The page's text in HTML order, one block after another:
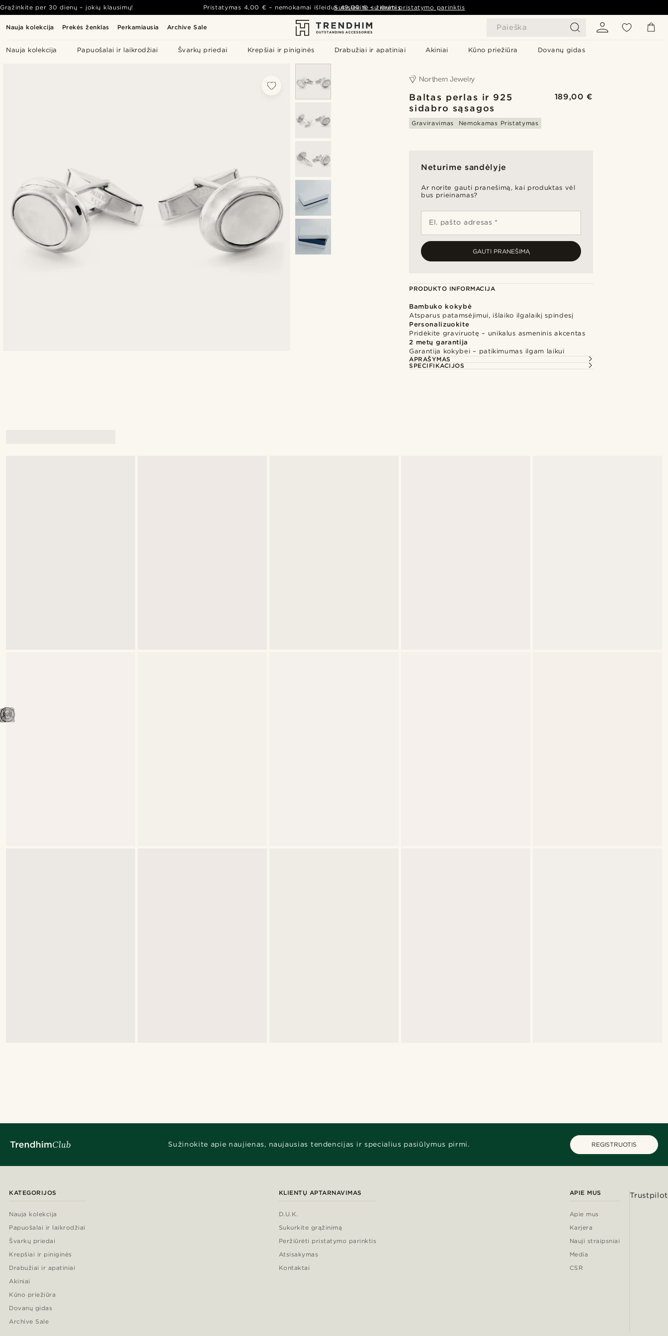
Nauja kolekcija Prekės ženklas Perkamiausia Archive Sale Paieška
Nauja kolekcija Papuošalai ir laikrodžiai Švarkų priedai Krepšiai ir piniginės Drabužiai ir apatiniai Akiniai Kūno priežiūra Dovanų gidas
Grąžinkite per 30 dienų – jokių klausimų! Pristatymas 4,00 € – nemokamai išleidus49,00 € – žiūrėti pristatymo parinktis
Susisiekite su mumis
Baltas perlas ir 925
sidabro sąsagos
189,00 €
Graviravimas Nemokamas Pristatymas
Neturime sandėlyje
Ar norite gauti pranešimą, kai produktas vėl
bus prieinamas?
El. pašto adresas *
GAUTI PRANEŠIMĄ
PRODUKTO INFORMACIJA
Bambuko kokybė
Atsparus patamsėjimui, išlaiko ilgalaikį spindesį
Personalizuokite
Pridėkite graviruotę – unikalus asmeninis akcentas
2 metų garantija
Garantija kokybei – patikimumas ilgam laikui
APRAŠYMAS
SPECIFIKACIJOS
Sužinokite apie naujienas, naujausias tendencijas ir specialius pasiūlymus pirmi. REGISTRUOTIS
KATEGORIJOS
Nauja kolekcija
Papuošalai ir laikrodžiai
Švarkų priedai
Krepšiai ir piniginės
Drabužiai ir apatiniai
Akiniai
Kūno priežiūra
Dovanų gidas
Archive Sale
KLIENTŲ APTARNAVIMAS
D.U.K.
Sukurkite grąžinimą
Peržiūrėti pristatymo parinktis
Atsisakymas
Kontaktai
APIE MUS
Apie mus
Karjera
Nauji straipsniai
Media
CSR
Trustpilot